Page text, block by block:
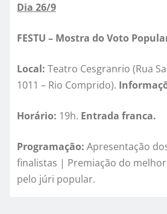
Dia 26/9
FESTU – Mostra do Voto
Local: Teatro Cesgranrio (Rua
1011 – Rio Comprido).
Horário: 19h. Entrada franca.
Programação: Apresentação
finalistas | Premiação do
pelo júri popular.